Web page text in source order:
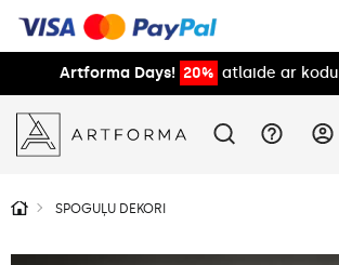
Artforma Days! 20% atlaide ar kodu
SPOGUĻU DEKORI